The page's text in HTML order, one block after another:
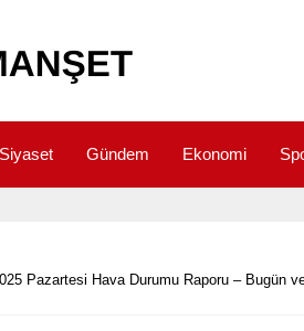
Siyaset Gündem Ekonomi
Pazartesi Hava Durumu Raporu – Bugün